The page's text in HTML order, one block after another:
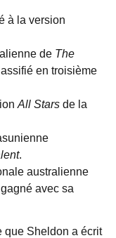
à la version
de The
en troisième
All Stars de la
.
australienne
avec sa
que Sheldon a écrit